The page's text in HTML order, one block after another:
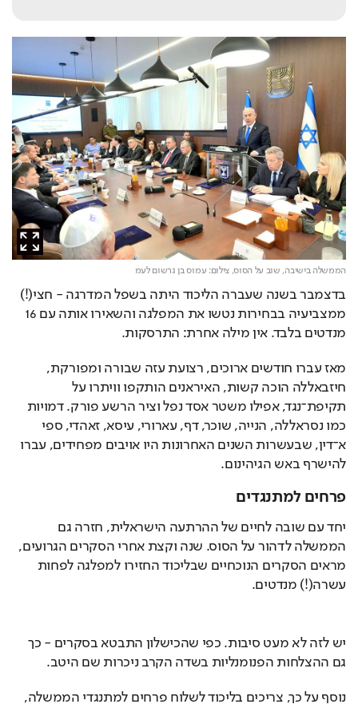
הממשלה בישיבה, שוב על הסוס,צילום: עמוס בן גרשום לעמ
בדצמבר בשנה שעברה הליכוד היתה בשפל המדרגה - חצי(!)
ממצביעיה בבחירות נטשו את המפלגה והשאירו אותה עם 16
מנדטים בלבד. אין מילה אחרת: התרסקות.
מאז עברו חודשים ארוכים, רצועת עזה שבורה ומפורקת,
חיזבאללה הוכה קשות, האיראנים הותקפו וויתרו על
תקיפת־נגד, אפילו משטר אסד נפל וציר הרשע פורק. דמויות
כמו נסראללה, הנייה, שוכר, דף, עארורי, עיסא, זאהדי, ספי
א־דין, שבעשרות השנים האחרונות היו אויבים מפחידים, עברו
להישרף באש הגיהינום.
פרחים למתנגדים
יחד עם שובה לחיים של ההרתעה הישראלית, חזרה גם
הממשלה לדהור על הסוס. שנה וקצת אחרי הסקרים הגרועים,
מראים הסקרים הנוכחיים שבליכוד החזירו למפלגה לפחות
עשרה(!) מנדטים.
יש לזה לא מעט סיבות. כפי שהכישלון התבטא בסקרים - כך
גם ההצלחות הפנומנליות בשדה הקרב ניכרות שם היטב.
נוסף על כך, צריכים בליכוד לשלוח פרחים למתנגדי הממשלה,